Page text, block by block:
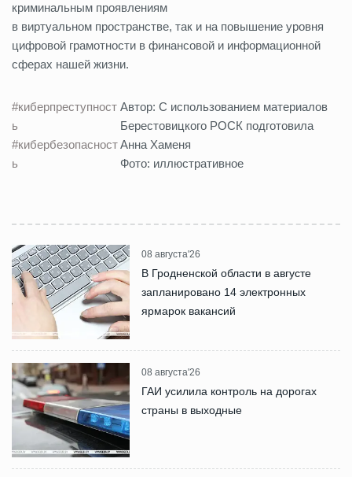
криминальным проявлениям
в виртуальном пространстве, так и на повышение уровня
цифровой грамотности в финансовой и информационной
сферах нашей жизни.
#киберпреступност
ь
#кибербезопасност
ь
Автор: С использованием материалов
Берестовицкого РОСК подготовила
Анна Хаменя
Фото: иллюстративное
08 августа'26
В Гродненской области в августе
запланировано 14 электронных
ярмарок вакансий
08 августа'26
ГАИ усилила контроль на дорогах
страны в выходные